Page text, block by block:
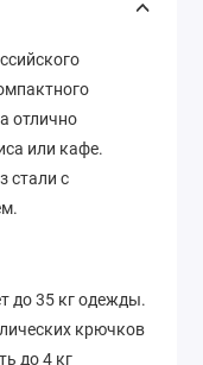
отлично
или кафе.
стали с
до 35 кг одежды.
крючков
до 4 кг